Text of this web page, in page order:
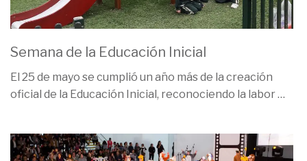
Semana de la Educación Inicial
El 25 de mayo se cumplió un año más de la creación
oficial de la Educación Inicial, reconociendo la labor…